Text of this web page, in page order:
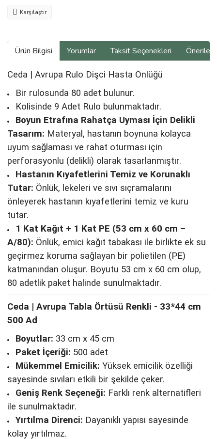
Karşılaştır
Ürün Bilgisi Yorumlar Taksit Seçenekleri
Ceda | Avrupa Rulo Dişci Hasta Önlüğü
Bir rulosunda 80 adet bulunur.
Kolisinde 9 Adet Rulo bulunmaktadır.
Boyun Etrafına Rahatça Uyması İçin Delikli
Tasarım: Materyal, hastanın boynuna kolayca
uyum sağlaması ve rahat oturması için
perforasyonlu (delikli) olarak tasarlanmıştır.
Hastanın Kıyafetlerini Temiz ve Korunaklı
Tutar: Önlük, lekeleri ve sıvı sıçramalarını
önleyerek hastanın kıyafetlerini temiz ve kuru
tutar.
1 Kat Kağıt + 1 Kat PE (53 cm x 60 cm –
A/80): Önlük, emici kağıt tabakası ile birlikte ek su
geçirmez koruma sağlayan bir polietilen (PE)
katmanından oluşur. Boyutu 53 cm x 60 cm olup,
80 adetlik paket halinde sunulmaktadır.
Ceda | Avrupa Tabla Örtüsü Renkli - 33*44 cm
500 Ad
Boyutlar: 33 cm x 45 cm
Paket İçeriği: 500 adet
Mükemmel Emicilik: Yüksek emicilik özelliği
sayesinde sıvıları etkili bir şekilde çeker.
Geniş Renk Seçeneği: Farklı renk alternatifleri
ile sunulmaktadır.
Yırtılma Direnci: Dayanıklı yapısı sayesinde
kolay yırtılmaz.